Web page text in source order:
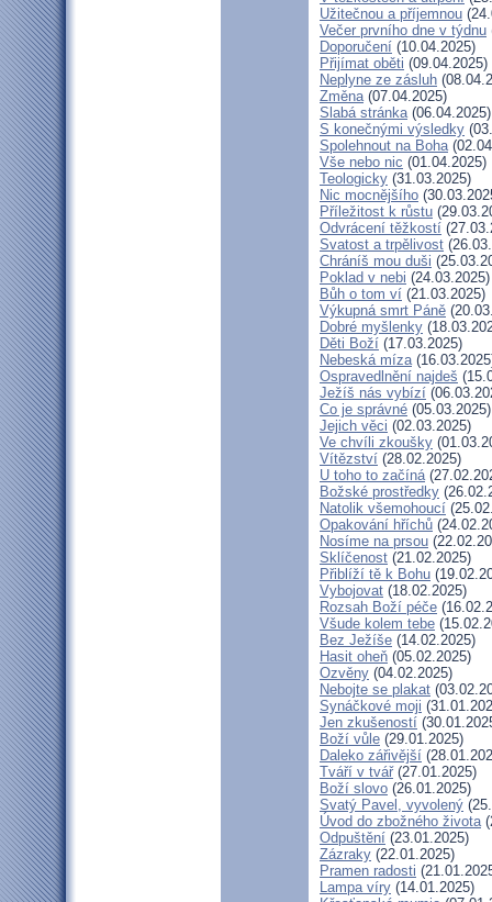
Užitečnou a příjemnou
Večer prvního dne v týdnu
Doporučení (10.04.2025)
Přijímat oběti (09.04.2025)
Neplyne ze zásluh
Změna(07.04.2025)
Slabá stránka(06.04.2025)
S konečnými výsledky
Spolehnout na Boha
Vše nebo nic (01.04.2025)
Teologicky (31.03.2025)
Nic mocnějšího
Příležitost k růstu
Odvrácení těžkostí
Svatost a trpělivost
Chráníš mou duši
Poklad v nebi (24.03.2025)
Bůh o tom ví (21.03.2025)
Výkupná smrt Páně
Dobré myšlenky
Děti Boží (17.03.2025)
Nebeská míza
Ospravedlnění najdeš
Ježíš nás vybízí
Co je správné (05.03.2025)
Jejich věci (02.03.2025)
Ve chvíli zkoušky
Vítězství (28.02.2025)
U toho to začíná
Božské prostředky
Natolik všemohoucí
Opakování hříchů
Nosíme na prsou
Sklíčenost (21.02.2025)
Přiblíží tě k Bohu
Vybojovat (18.02.2025)
Rozsah Boží péče
Všude kolem tebe
Bez Ježíše (14.02.2025)
Hasit oheň (05.02.2025)
Ozvěny (04.02.2025)
Nebojte se plakat
Synáčkové moji
Jen zkušeností
Boží vůle (29.01.2025)
Daleko zářivější
Tváří v tvář(27.01.2025)
Boží slovo (26.01.2025)
Svatý Pavel, vyvolený
Úvod do zbožného života
Odpuštění (23.01.2025)
Zázraky (22.01.2025)
Pramen radosti
Lampa víry (14.01.2025)